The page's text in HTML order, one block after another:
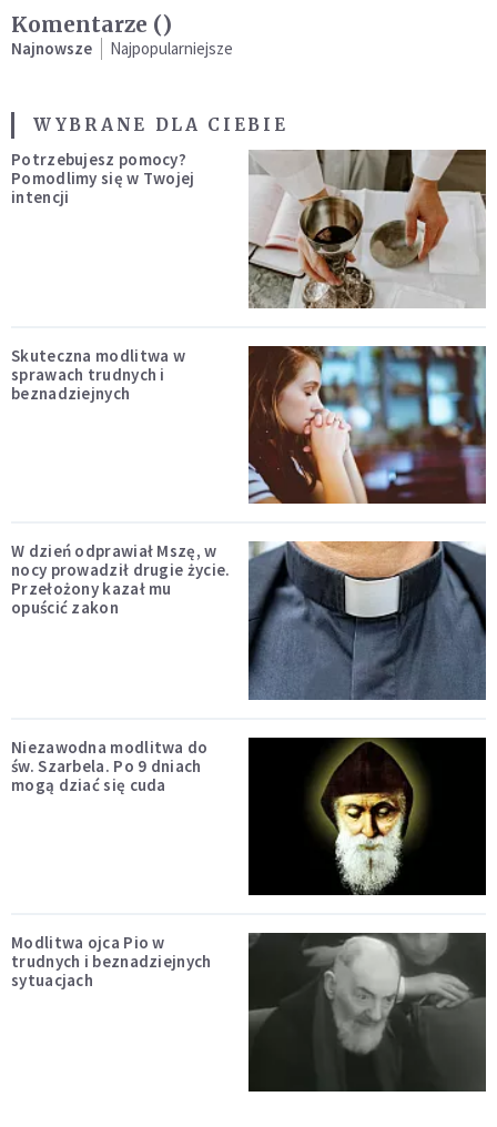
Komentarze ()
Najnowsze Najpopularniejsze
WYBRANE DLA CIEBIE
Potrzebujesz pomocy?
Pomodlimy się w Twojej
intencji
Skuteczna modlitwa w
sprawach trudnych i
beznadziejnych
W dzień odprawiał Mszę, w
nocy prowadził drugie życie.
Przełożony kazał mu
opuścić zakon
Niezawodna modlitwa do
św. Szarbela. Po 9 dniach
mogą dziać się cuda
Modlitwa ojca Pio w
trudnych i beznadziejnych
sytuacjach